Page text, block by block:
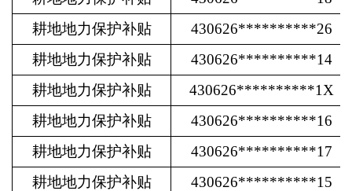
耕地地力保护补贴
430626**********26
耕地地力保护补贴
430626**********14
耕地地力保护补贴
430626**********1X
耕地地力保护补贴
430626**********16
耕地地力保护补贴
430626**********17
耕地地力保护补贴
430626**********15